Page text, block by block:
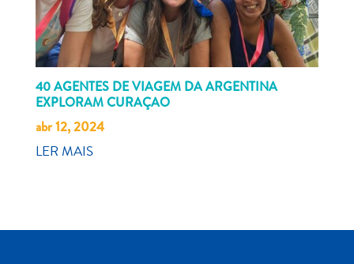
40 AGENTES DE VIAGEM DA ARGENTINA
EXPLORAM CURAÇAO
abr 12, 2024
LER MAIS